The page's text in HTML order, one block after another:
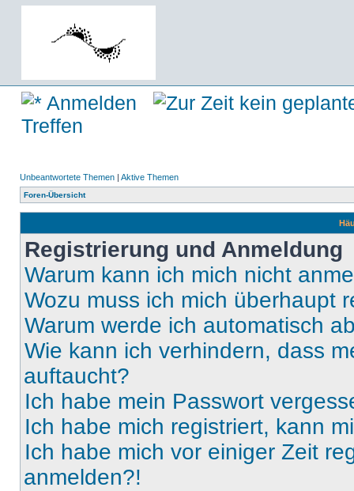
Anmelden
Treffen
Unbeantwortete Themen | Aktive Themen
Foren-Übersicht
Registrierung und Anmeldung
Warum kann ich mich nicht
Wozu muss ich mich überhaupt
Warum werde ich automatisch
Wie kann ich verhindern, dass
auftaucht?
Ich habe mein Passwort
Ich habe mich registriert, kann
Ich habe mich vor einiger Zeit
anmelden?!